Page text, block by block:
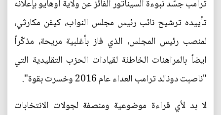
ترامب جسّد نبوءة السيناتور الفائز عن ولاية أوهايو بإعلانه
تأييده ترشيح نائب رئيس مجلس النواب، كيفن مكارثي،
لمنصب رئيس المجلس، الذي فاز بأغلبية مريحة، مذكّراً
ايضاً بالمراهنات الخاطئة لقيادات الحزب التقليدية التي
"ناصبت دونالد ترامب العداء عام 2016 وخسرت بقوة".
لا بد لأي قراءة موضوعية ومنصفة لجولات الانتخابات